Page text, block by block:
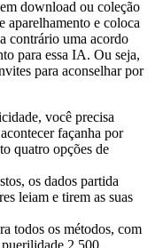
download ou coleção
aparelhamento e coloca
contrário uma acordo
para essa IA. Ou seja,
para aconselhar por
você precisa
façanha por
quatro opções de
os dados partida
leiam e tirem as suas
todos os métodos, com